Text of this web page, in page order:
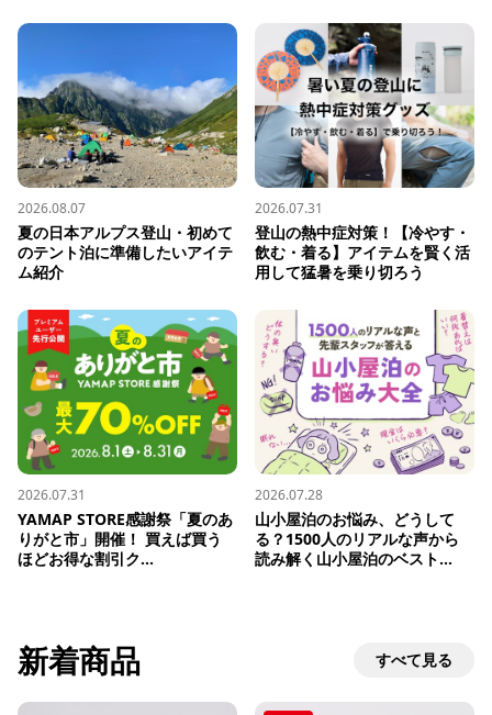
2026.08.07
夏の日本アルプス登山・初めて
のテント泊に準備したいアイテ
ム紹介
2026.07.31
登山の熱中症対策！【冷やす・
飲む・着る】アイテムを賢く活
用して猛暑を乗り切ろう
2026.07.31
YAMAP STORE感謝祭「夏のあ
りがと市」開催！ 買えば買う
ほどお得な割引ク...
2026.07.28
山小屋泊のお悩み、どうして
る？1500人のリアルな声から
読み解く山小屋泊のベスト...
新着商品 すべて見る